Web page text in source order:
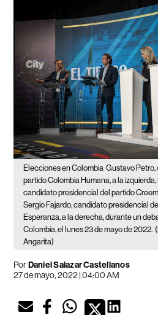
Elecciones en Colombia Gustavo Petro,
partido Colombia Humana, a la
candidato presidencial del partido
Sergio Fajardo, candidato presidencial
Esperanza, a la derecha, durante un
Colombia, el lunes 23 de mayo de 2022.
Angarita)
PorDaniel Salazar Castellanos
27 de mayo, 2022 | 04:00 AM